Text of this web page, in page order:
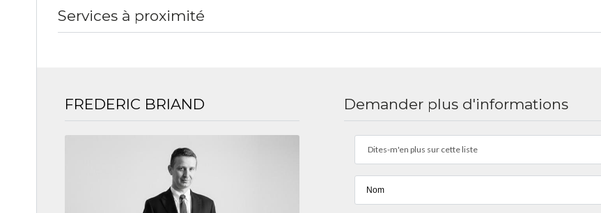
Services à proximité
FREDERIC BRIAND Demander plus d'informations
Dites-m'en plus sur cette liste